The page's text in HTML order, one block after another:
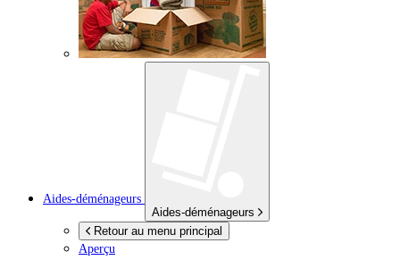
Aides-déménageurs
Aides-déménageurs
Retour au menu principal
Aperçu